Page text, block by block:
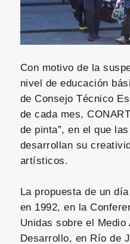
Con motivo de la
nivel de educación
de Consejo Técnico
de cada mes,
de pinta”, en el que
desarrollan su
artísticos.
La propuesta de un
en 1992, en la
Unidas sobre el Medio
Desarrollo, en Río de